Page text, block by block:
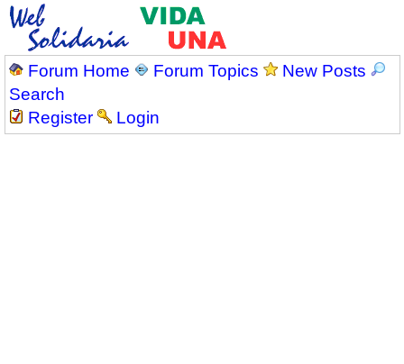
Forum Home Forum Topics
New Posts
Search
Register
Login